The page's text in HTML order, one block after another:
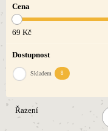
Cena
69 Kč
Dostupnost
Skladem 8
Řazení